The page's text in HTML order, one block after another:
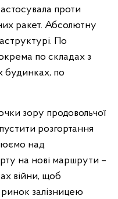
проти
ракет. Абсолютну
По
по складах з
будинках, по
зору продовольчої
розгортання
над
на нові маршрути –
війни, щоб
залізницею